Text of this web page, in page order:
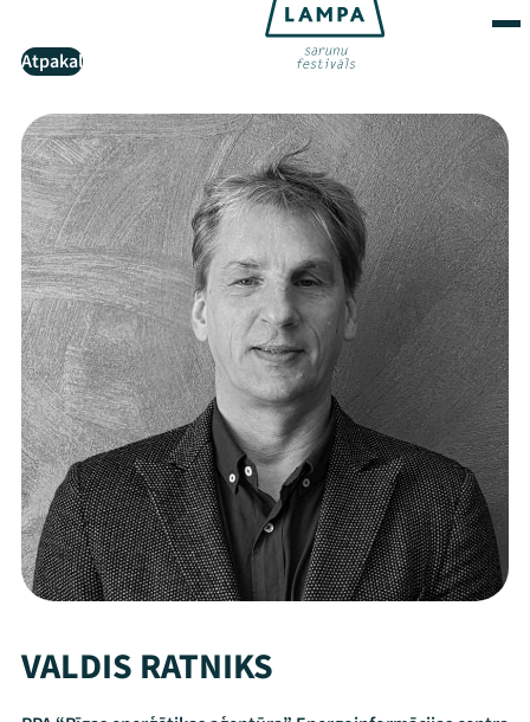
Atpakaļ
VALDIS RATNIKS